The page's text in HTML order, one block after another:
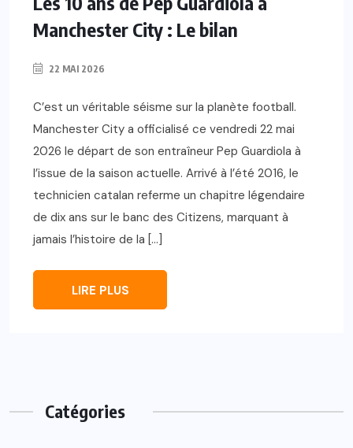
Manchester City : Le bilan
22 MAI 2026
C’est un véritable séisme sur la planète football.
Manchester City a officialisé ce vendredi 22 mai
2026 le départ de son entraîneur Pep Guardiola à
l’issue de la saison actuelle. Arrivé à l’été 2016, le
technicien catalan referme un chapitre légendaire
de dix ans sur le banc des Citizens, marquant à
jamais l’histoire de la […]
LIRE PLUS
Catégories